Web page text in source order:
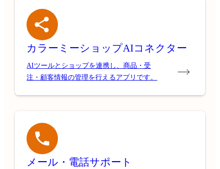
カラーミーショップAIコネクター
AIツールとショップを連携し、商品・受
注・顧客情報の管理を行えるアプリです。
メール・電話サポート